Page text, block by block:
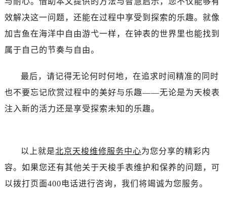
效解决这一问题，还能在过程中享受到探索的乐趣。就像
加吉鱼在海洋中自由游弋一样，在钟表的世界里也能找到
属于自己的节奏与自由。
最后，请记得无论何时何地，在追求时间精准的同时
也不要忘记欣赏过程中的美好与乐趣——无论是为天梭表
注入新的活力还是享受探索未知的乐趣。
以上就是北京天梭维修服务中心为您分享的精彩内
容。如果您还有其他关于天梭手表维护和保养的问题，可
以拨打页面400电话进行咨询，我们将竭诚为您服务。